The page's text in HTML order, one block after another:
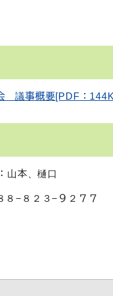
議事概要[PDF：
山本、樋口
−８２３−９２７７